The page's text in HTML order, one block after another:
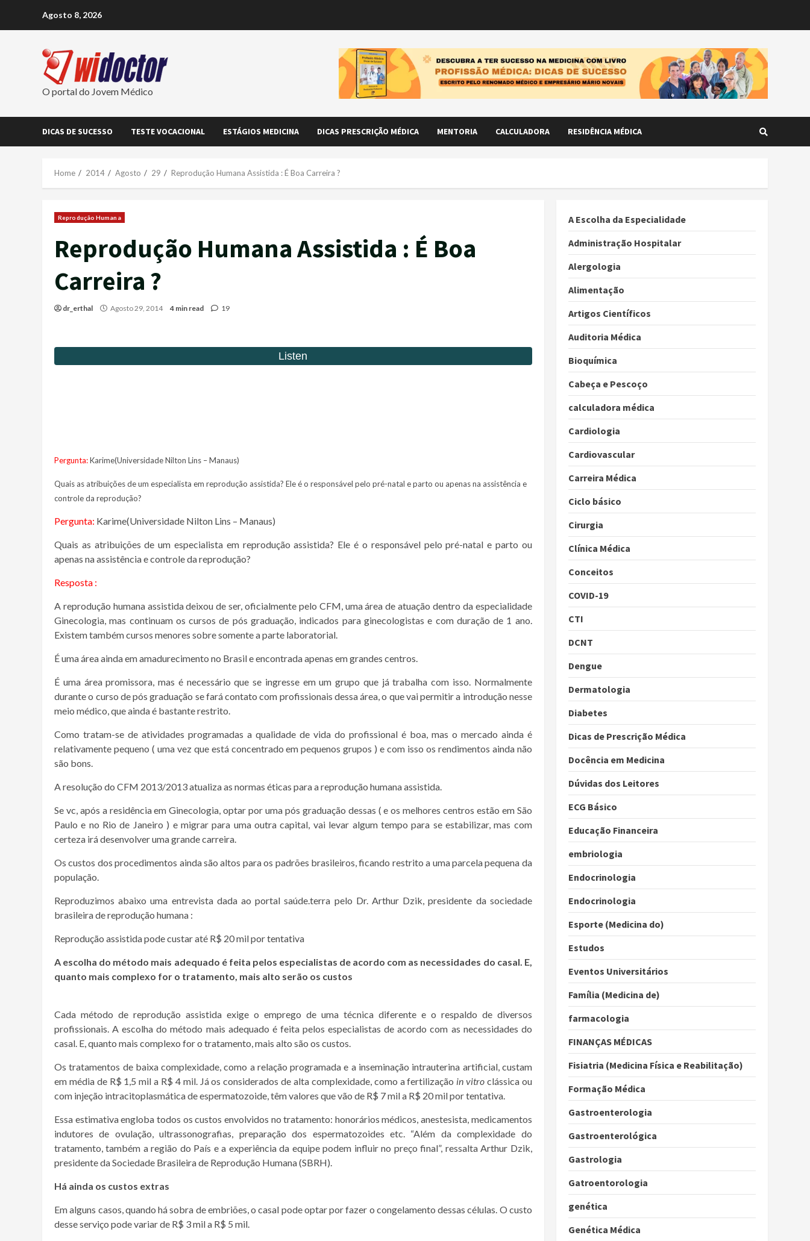
Agosto 8, 2026
O portal do Jovem Médico
DICAS DE SUCESSO TESTE VOCACIONAL ESTÁGIOS MEDICINA DICAS PRESCRIÇÃO MÉDICA MENTORIA CALCULADORA RESIDÊNCIA MÉDICA
Home 2014 Agosto 29 Reprodução Humana Assistida : É Boa Carreira ?
Reprodução Humana
Reprodução Humana Assistida : É Boa
Carreira ?
dr_erthal Agosto 29, 2014 4 min read 19
Pergunta:Karime(Universidade Nilton Lins – Manaus)
Quais as atribuições de um especialista em reprodução assistida? Ele é o responsável pelo pré-natal e parto ou apenas na assistência e
controle da reprodução?
Pergunta: Karime(Universidade Nilton Lins – Manaus)
Quais as atribuições de um especialista em reprodução assistida? Ele é o responsável pelo pré-natal e parto ou
apenas na assistência e controle da reprodução?
Resposta :
A reprodução humana assistida deixou de ser, oficialmente pelo CFM, uma área de atuação dentro da especialidade
Ginecologia, mas continuam os cursos de pós graduação, indicados para ginecologistas e com duração de 1 ano.
Existem também cursos menores sobre somente a parte laboratorial.
É uma área ainda em amadurecimento no Brasil e encontrada apenas em grandes centros.
É uma área promissora, mas é necessário que se ingresse em um grupo que já trabalha com isso. Normalmente
durante o curso de pós graduação se fará contato com profissionais dessa área, o que vai permitir a introdução nesse
meio médico, que ainda é bastante restrito.
Como tratam-se de atividades programadas a qualidade de vida do profissional é boa, mas o mercado ainda é
relativamente pequeno ( uma vez que está concentrado em pequenos grupos ) e com isso os rendimentos ainda não
são bons.
A resolução do CFM 2013/2013 atualiza as normas éticas para a reprodução humana assistida.
Se vc, após a residência em Ginecologia, optar por uma pós graduação dessas ( e os melhores centros estão em São
Paulo e no Rio de Janeiro ) e migrar para uma outra capital, vai levar algum tempo para se estabilizar, mas com
certeza irá desenvolver uma grande carreira.
Os custos dos procedimentos ainda são altos para os padrões brasileiros, ficando restrito a uma parcela pequena da
população.
Reproduzimos abaixo uma entrevista dada ao portal saúde.terra pelo Dr. Arthur Dzik, presidente da sociedade
brasileira de reprodução humana :
Reprodução assistida pode custar até R$ 20 mil por tentativa
A escolha do método mais adequado é feita pelos especialistas de acordo com as necessidades do casal. E,
quanto mais complexo for o tratamento, mais alto serão os custos
Cada método de reprodução assistida exige o emprego de uma técnica diferente e o respaldo de diversos
profissionais. A escolha do método mais adequado é feita pelos especialistas de acordo com as necessidades do
casal. E, quanto mais complexo for o tratamento, mais alto são os custos.
Os tratamentos de baixa complexidade, como a relação programada e a inseminação intrauterina artificial, custam
em média de R$ 1,5 mil a R$ 4 mil. Já os considerados de alta complexidade, como a fertilização in vitro clássica ou
com injeção intracitoplasmática de espermatozoide, têm valores que vão de R$ 7 mil a R$ 20 mil por tentativa.
Essa estimativa engloba todos os custos envolvidos no tratamento: honorários médicos, anestesista, medicamentos
indutores de ovulação, ultrassonografias, preparação dos espermatozoides etc. “Além da complexidade do
tratamento, também a região do País e a experiência da equipe podem influir no preço final”, ressalta Arthur Dzik,
presidente da Sociedade Brasileira de Reprodução Humana (SBRH).
Há ainda os custos extras
Em alguns casos, quando há sobra de embriões, o casal pode optar por fazer o congelamento dessas células. O custo
desse serviço pode variar de R$ 3 mil a R$ 5 mil.
A Escolha da Especialidade
Administração Hospitalar
Alergologia
Alimentação
Artigos Científicos
Auditoria Médica
Bioquímica
Cabeça e Pescoço
calculadora médica
Cardiologia
Cardiovascular
Carreira Médica
Ciclo básico
Cirurgia
Clínica Médica
Conceitos
COVID-19
CTI
DCNT
Dengue
Dermatologia
Diabetes
Dicas de Prescrição Médica
Docência em Medicina
Dúvidas dos Leitores
ECG Básico
Educação Financeira
embriologia
Endocrinologia
Endocrinologia
Esporte (Medicina do)
Estudos
Eventos Universitários
Família (Medicina de)
farmacologia
FINANÇAS MÉDICAS
Fisiatria (Medicina Física e Reabilitação)
Formação Médica
Gastroenterologia
Gastroenterológica
Gastrologia
Gatroentorologia
genética
Genética Médica